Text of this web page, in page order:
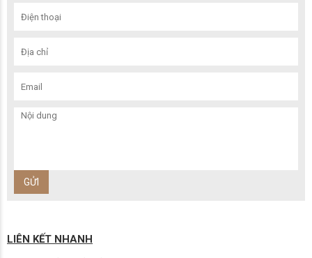
LIÊN KẾT NHANH